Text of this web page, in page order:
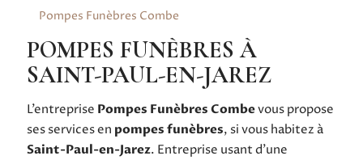
Pompes Funèbres Combe
POMPES FUNÈBRES À
SAINT-PAUL-EN-JAREZ
L’entreprise Pompes Funèbres Combevous propose
ses services en pompes funèbres, si vous habitez à
Saint-Paul-en-Jarez. Entreprise usant d’une